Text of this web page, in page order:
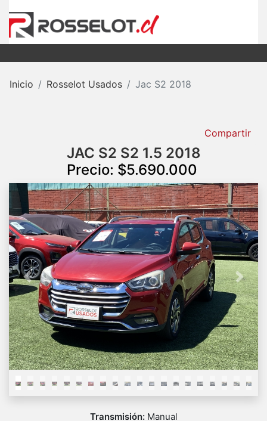
Inicio Rosselot Usados Jac S2 2018
Compartir
JAC S2 S2 1.5 2018
Precio: $5.690.000
Previous Next
Transmisión: Manual